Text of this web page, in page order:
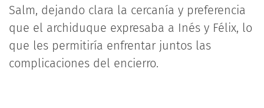
Salm, dejando clara la cercanía y preferencia
que el archiduque expresaba a Inés y Félix, lo
que les permitiría enfrentar juntos las
complicaciones del encierro.